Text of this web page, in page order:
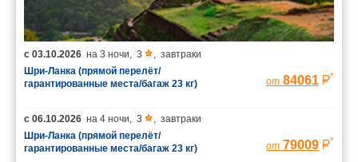
с 03.10.2026 на 3 ночи, 3 , завтраки
Шри-Ланка (прямой перелёт/
гарантированные места/багаж 23 кг)
от 84061 *
с 06.10.2026 на 4 ночи, 3 , завтраки
Шри-Ланка (прямой перелёт/
гарантированные места/багаж 23 кг)
от 79009 *